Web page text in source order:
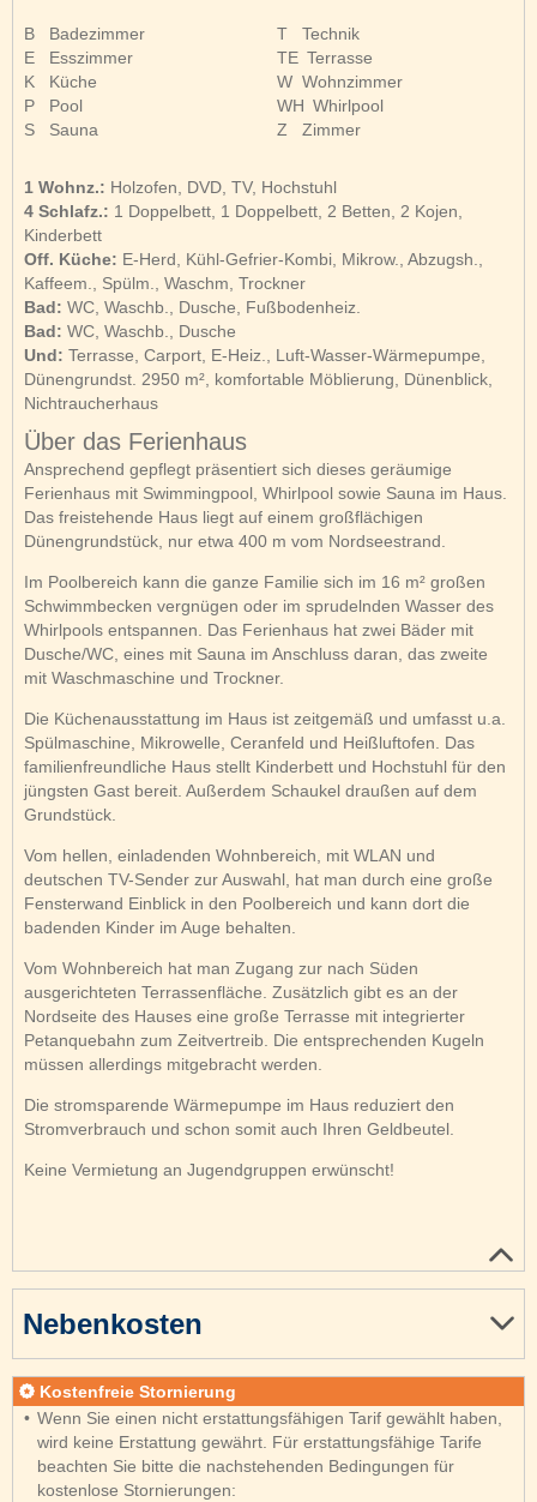
B
Badezimmer
E
Esszimmer
K
Küche
P
Pool
S
Sauna
T
Technik
TE Terrasse
W Wohnzimmer
WH Whirlpool
Z
Zimmer
1 Wohnz.: Holzofen, DVD, TV, Hochstuhl
4 Schlafz.: 1 Doppelbett, 1 Doppelbett, 2 Betten, 2 Kojen,
Kinderbett
Off. Küche: E-Herd, Kühl-Gefrier-Kombi, Mikrow., Abzugsh.,
Kaffeem., Spülm., Waschm, Trockner
Bad: WC, Waschb., Dusche, Fußbodenheiz.
Bad: WC, Waschb., Dusche
Und: Terrasse, Carport, E-Heiz., Luft-Wasser-Wärmepumpe,
Dünengrundst. 2950 m², komfortable Möblierung, Dünenblick,
Nichtraucherhaus
Über das Ferienhaus
Ansprechend gepflegt präsentiert sich dieses geräumige
Ferienhaus mit Swimmingpool, Whirlpool sowie Sauna im Haus.
Das freistehende Haus liegt auf einem großflächigen
Dünengrundstück, nur etwa 400 m vom Nordseestrand.
Im Poolbereich kann die ganze Familie sich im 16 m² großen
Schwimmbecken vergnügen oder im sprudelnden Wasser des
Whirlpools entspannen. Das Ferienhaus hat zwei Bäder mit
Dusche/WC, eines mit Sauna im Anschluss daran, das zweite
mit Waschmaschine und Trockner.
Die Küchenausstattung im Haus ist zeitgemäß und umfasst u.a.
Spülmaschine, Mikrowelle, Ceranfeld und Heißluftofen. Das
familienfreundliche Haus stellt Kinderbett und Hochstuhl für den
jüngsten Gast bereit. Außerdem Schaukel draußen auf dem
Grundstück.
Vom hellen, einladenden Wohnbereich, mit WLAN und
deutschen TV-Sender zur Auswahl, hat man durch eine große
Fensterwand Einblick in den Poolbereich und kann dort die
badenden Kinder im Auge behalten.
Vom Wohnbereich hat man Zugang zur nach Süden
ausgerichteten Terrassenfläche. Zusätzlich gibt es an der
Nordseite des Hauses eine große Terrasse mit integrierter
Petanquebahn zum Zeitvertreib. Die entsprechenden Kugeln
müssen allerdings mitgebracht werden.
Die stromsparende Wärmepumpe im Haus reduziert den
Stromverbrauch und schon somit auch Ihren Geldbeutel.
Keine Vermietung an Jugendgruppen erwünscht!
Nebenkosten
Kostenfreie Stornierung
Wenn Sie einen nicht erstattungsfähigen Tarif gewählt haben,
wird keine Erstattung gewährt. Für erstattungsfähige Tarife
beachten Sie bitte die nachstehenden Bedingungen für
kostenlose Stornierungen: